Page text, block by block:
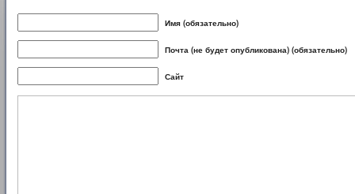
Имя (обязательно)
Почта (не будет опубликована) (обязательно)
Сайт